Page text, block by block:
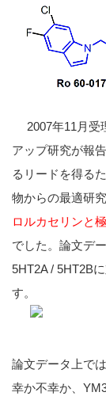
2007年11月受
アップ研究が報
るリードを得る
物からの最適研
ロルカセリンと
でした。論文デ
5HT2A / 5HT2B
す。
論文データ上で
幸か不幸か、